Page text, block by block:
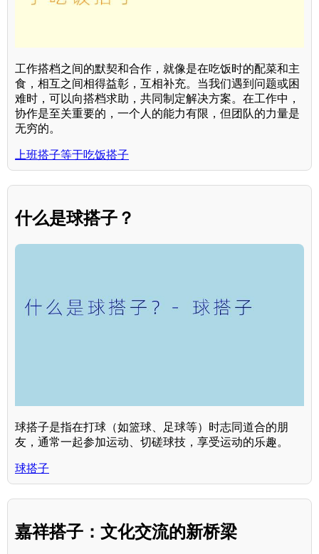
工作搭档之间的默契和合作，就像是在吃饭时的配菜和主
食，相互之间相得益彰，互相补充。当我们遇到问题或困
难时，可以向搭档求助，共同制定解决方案。在工作中，
协作是至关重要的，一个人的能力有限，但团队的力量是
无穷的。
上班搭子等于吃饭搭子
什么是球搭子？
球搭子是指在打球（如篮球、足球等）时志同道合的朋
友，通常一起参加运动、切磋球技，享受运动的乐趣。
球搭子
嘉祥搭子：文化交流的新桥梁